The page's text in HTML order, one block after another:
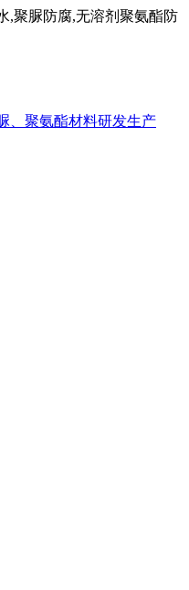
,聚脲防腐,无溶剂聚氨酯防
、聚氨酯材料研发生产